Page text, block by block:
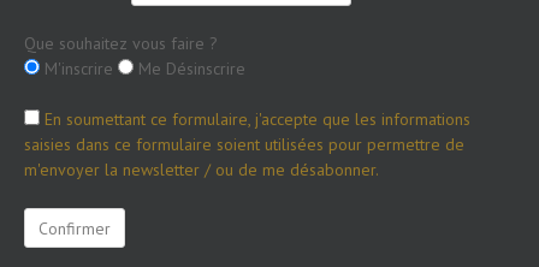
Que souhaitez vous faire ?
M'inscrire
Me Désinscrire
En soumettant ce formulaire, j'accepte que les informations
saisies dans ce formulaire soient utilisées pour permettre de
m'envoyer la newsletter / ou de me désabonner.